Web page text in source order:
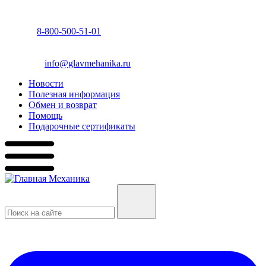
8-800-500-51-01
info@glavmehanika.ru
Новости
Полезная информация
Обмен и возврат
Помощь
Подарочные сертификаты